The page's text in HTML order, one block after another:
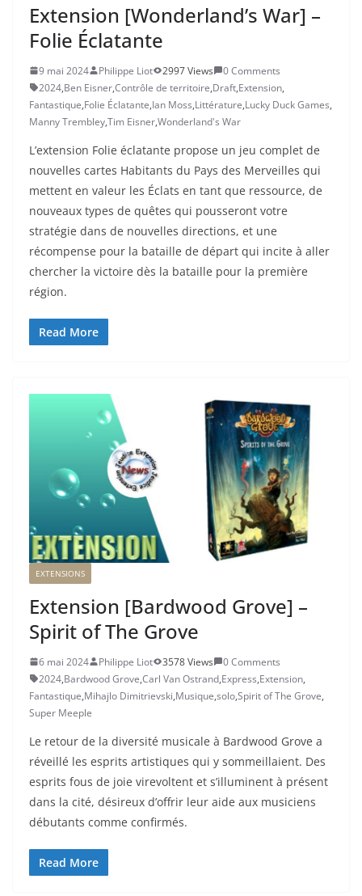
Extension [Wonderland’s War] –
Folie Éclatante
9 mai 2024 Philippe Liot 2997 Views
0 Comments
2024,Ben Eisner,Contrôle de territoire,Draft,Extension,
Fantastique,Folie Éclatante,Ian Moss,Littérature,Lucky Duck Games,
Manny Trembley,Tim Eisner,Wonderland's War
L’extension Folie éclatante propose un jeu complet de
nouvelles cartes Habitants du Pays des Merveilles qui
mettent en valeur les Éclats en tant que ressource, de
nouveaux types de quêtes qui pousseront votre
stratégie dans de nouvelles directions, et une
récompense pour la bataille de départ qui incite à aller
chercher la victoire dès la bataille pour la première
région.
Read More
EXTENSIONS
Extension [Bardwood Grove] –
Spirit of The Grove
6 mai 2024 Philippe Liot 3578 Views
0 Comments
2024,Bardwood Grove,Carl Van Ostrand,Express,Extension,
Fantastique,Mihajlo Dimitrievski,Musique,solo,Spirit of The Grove,
Super Meeple
Le retour de la diversité musicale à Bardwood Grove a
réveillé les esprits artistiques qui y sommeillaient. Des
esprits fous de joie virevoltent et s’illuminent à présent
dans la cité, désireux d’offrir leur aide aux musiciens
débutants comme confirmés.
Read More